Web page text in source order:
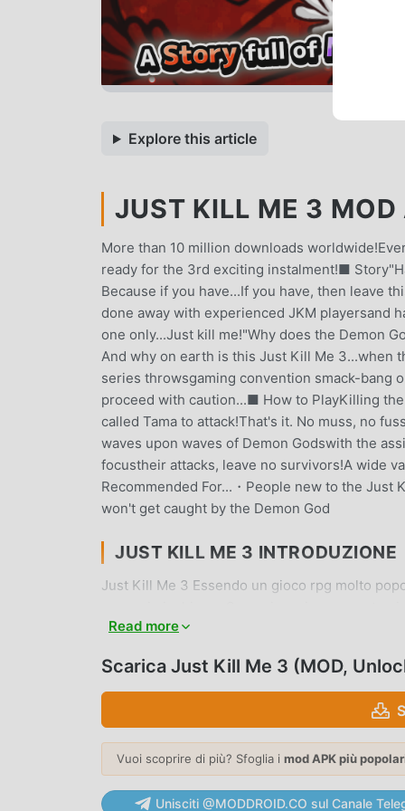
Explore this article
JUST KILL ME 3 MOD
More than 10 million downloads
ready for the 3rd exciting instalment!■
Because if you have...If you have, then leave
done away with experienced JKM playersand
one only...Just kill me!"Why does the Demon
And why on earth is this Just Kill Me 3...when
series throwsgaming convention smack-bang
proceed with caution...■ How to PlayKilling
called Tama to attack!That's it. No muss, no
waves upon waves of Demon Godswith the
focustheir attacks, leave no survivors!A wide
Recommended For...・People new to the
won't get caught by the Demon God
JUST KILL ME 3 INTRODUZIONE
Just Kill Me 3 Essendo un gioco rpg molto
apk al mondo, moddroid è la tua scelta
gioco, così puoi concentrarti sul godere della
di Just Kill Me 3 non addebiterà alcuna
installare. Basta scaricare il client moddroid,
GAMEPLAY UNICO
Read more
Scarica Just Kill Me 3 (MOD,
Vuoi scoprire di più? Sfoglia i mod APK più
Unisciti @MODDROID.CO sul Canale